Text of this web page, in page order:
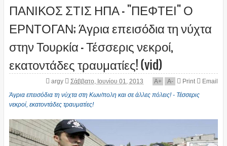
ΠΑΝΙΚΟΣ ΣΤΙΣ ΗΠΑ - "ΠΕΦΤΕΙ" Ο
ΕΡΝΤΟΓΑΝ; Άγρια επεισόδια τη νύχτα
στην Τουρκία - Τέσσερις νεκροί,
εκατοντάδες τραυματίες! (vid)
argy Σάββατο, Ιουνίου 01, 2013 A+ A- Print
Email
Άγρια επεισόδια τη νύχτα στη Κων/πολη και σε άλλες πόλεις! - Τέσσερις
νεκροί, εκατοντάδες τραυματίες!